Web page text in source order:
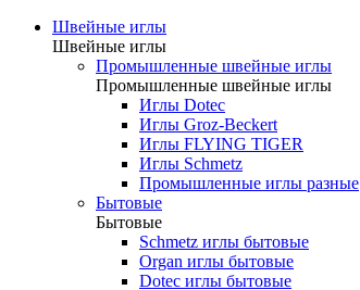
Швейные иглы
Швейные иглы
Промышленные швейные иглы
Промышленные швейные иглы
Иглы Dotec
Иглы Groz-Beckert
Иглы FLYING TIGER
Иглы Schmetz
Промышленные иглы разные
Бытовые
Бытовые
Schmetz иглы бытовые
Organ иглы бытовые
Dotec иглы бытовые